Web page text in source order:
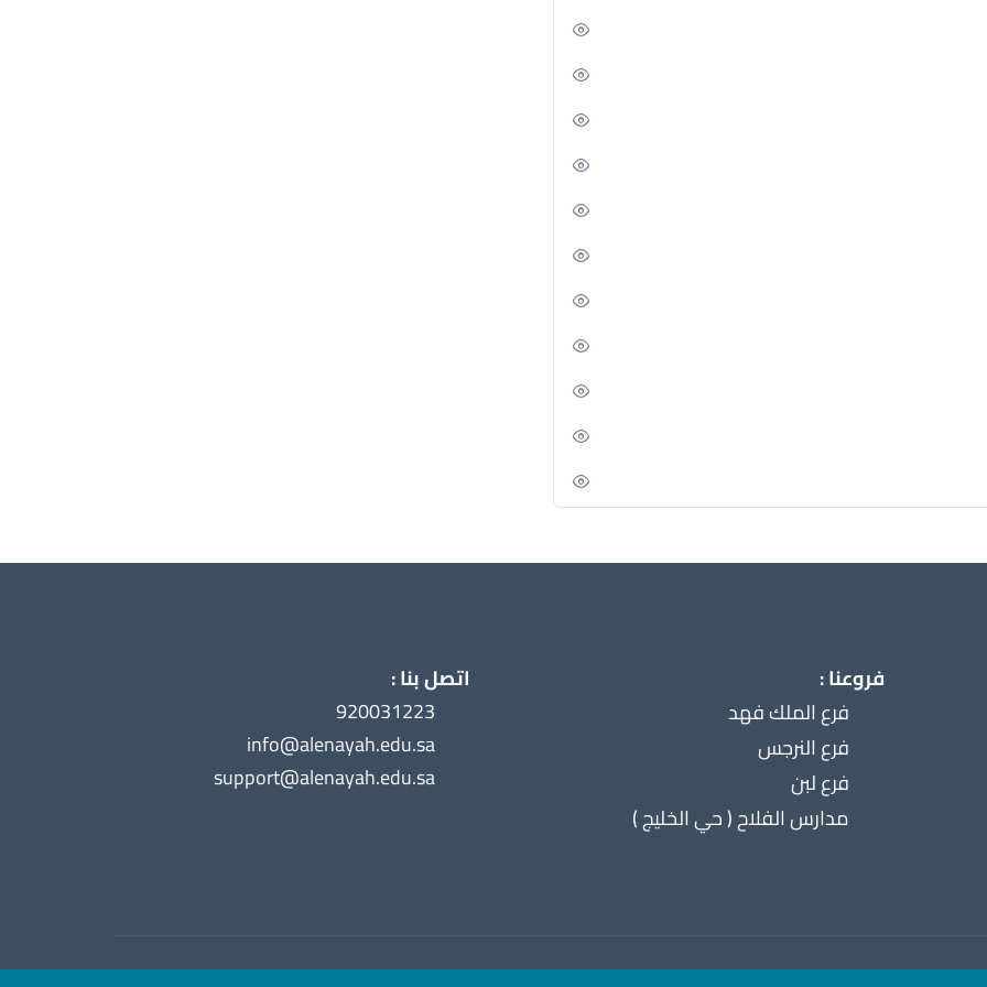
فروعنا :
فرع الملك فهد
فرع النرجس
فرع لبن
مدارس الفلاح ( حي الخليج )
اتصل بنا :
920031223
info@alenayah.edu.sa
support@alenayah.edu.sa